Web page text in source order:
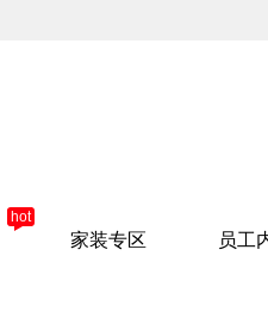
hot
家装专区 员工